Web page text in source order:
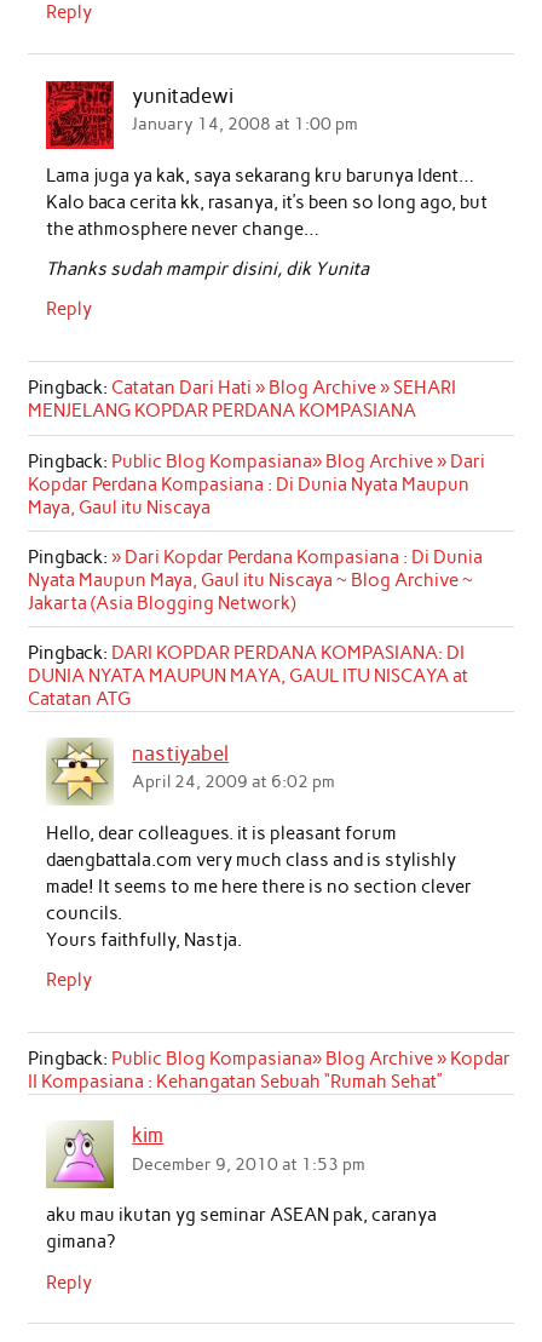
Reply
yunitadewi
January 14, 2008 at 1:00 pm
Lama juga ya kak, saya sekarang kru barunya Ident…
Kalo baca cerita kk, rasanya, it’s been so long ago, but
the athmosphere never change…
Thanks sudah mampir disini, dik Yunita
Reply
Pingback: Catatan Dari Hati » Blog Archive » SEHARI
MENJELANG KOPDAR PERDANA KOMPASIANA
Pingback: Public Blog Kompasiana» Blog Archive » Dari
Kopdar Perdana Kompasiana : Di Dunia Nyata Maupun
Maya, Gaul itu Niscaya
Pingback: » Dari Kopdar Perdana Kompasiana : Di Dunia
Nyata Maupun Maya, Gaul itu Niscaya ~ Blog Archive ~
Jakarta (Asia Blogging Network)
Pingback: DARI KOPDAR PERDANA KOMPASIANA: DI
DUNIA NYATA MAUPUN MAYA, GAUL ITU NISCAYA at
Catatan ATG
nastiyabel
April 24, 2009 at 6:02 pm
Hello, dear colleagues. it is pleasant forum
daengbattala.com very much class and is stylishly
made! It seems to me here there is no section clever
councils.
Yours faithfully, Nastja.
Reply
Pingback: Public Blog Kompasiana» Blog Archive » Kopdar
II Kompasiana : Kehangatan Sebuah “Rumah Sehat”
kim
December 9, 2010 at 1:53 pm
aku mau ikutan yg seminar ASEAN pak, caranya
gimana?
Reply